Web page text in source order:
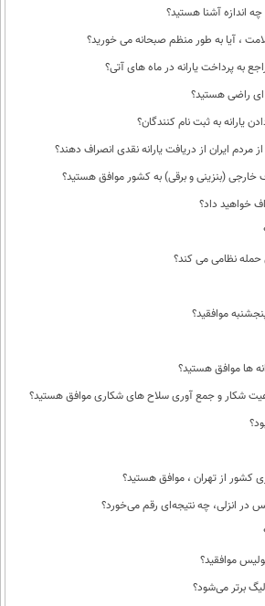
اندازه آشنا هستید؟
، آیا به طور منظم صبحانه می خورید؟
به پرداخت یارانه در ماه های آتی؟
ای راضی هستید؟
یارانه به ثبت نام کنندگان؟
ایران از دریافت یارانه نقدی انصراف دهند؟
(بنزینی و برقی) به کشور موافق هستید؟
خواهید داد؟
حمله نظامی می کند؟
موافقید؟
ها موافق هستید؟
شکار و جمع آوری سلاح های شکاری موافق هستید؟
کشور از تهران ، موافق هستید؟
در انزلی، چه نتیجه‌ای رقم می‌خورد؟
موافقید؟
برتر می‌شود؟